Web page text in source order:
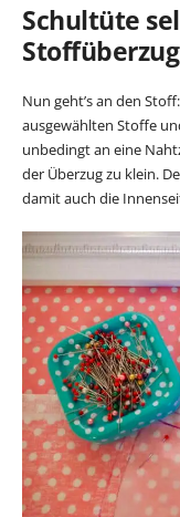
Schultüte
Nun geht’s an den
ausgewählten Stoffe
unbedingt an eine
der Überzug zu klein.
damit auch die